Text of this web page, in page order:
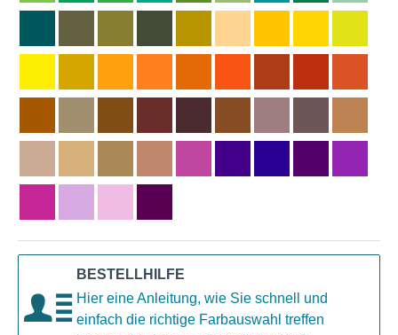
BESTELLHILFE
Hier eine Anleitung, wie Sie schnell und
einfach die richtige Farbauswahl treffen